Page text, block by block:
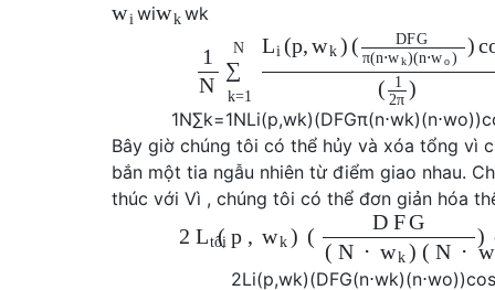
wi wiwk wk
1
N
∑
k=1
N Li (p,wk ) ( DFG
π(n⋅wk)(n⋅wo)
)
(
1
2π )
1N∑k=1NLi(p,wk)(DFGπ(n⋅wk)(n⋅wo))
Bây giờ chúng tôi có thể hủy và xóa tổng vì
bắn một tia ngẫu nhiên từ điểm giao nhau.
thúc với Vì , chúng tôi có thể đơn giản hóa
2Ltôi
( p, wk ) (
DFG
( N ⋅ wk ) ( N ⋅ w
)
2Li(p,wk)(DFG(n⋅wk)(n⋅wo))cos